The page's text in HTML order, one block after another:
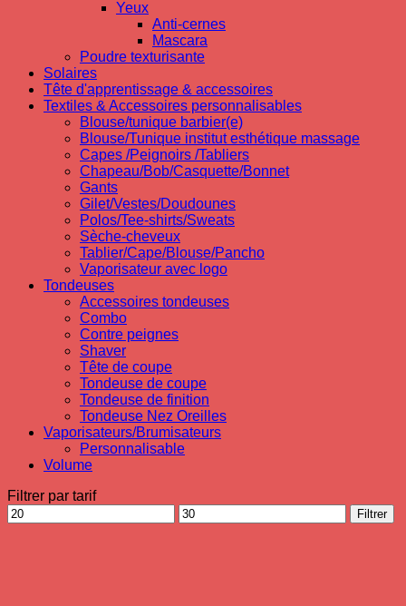
Yeux
Anti-cernes
Mascara
Poudre texturisante
Solaires
Tête d'apprentissage & accessoires
Textiles & Accessoires personnalisables
Blouse/tunique barbier(e)
Blouse/Tunique institut esthétique massage
Capes /Peignoirs /Tabliers
Chapeau/Bob/Casquette/Bonnet
Gants
Gilet/Vestes/Doudounes
Polos/Tee-shirts/Sweats
Sèche-cheveux
Tablier/Cape/Blouse/Pancho
Vaporisateur avec logo
Tondeuses
Accessoires tondeuses
Combo
Contre peignes
Shaver
Tête de coupe
Tondeuse de coupe
Tondeuse de finition
Tondeuse Nez Oreilles
Vaporisateurs/Brumisateurs
Personnalisable
Volume
Filtrer par tarif
Prix
min
Prix
max
Filtrer